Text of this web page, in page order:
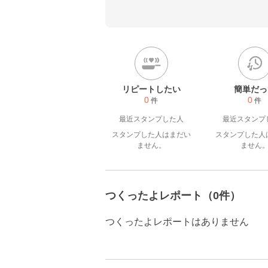
リピートしたい
0 件
最近スタンプした人
スタンプした人はまだい
ません。
簡単だ
0 件
最近スタンプ
スタンプした人
ません
つくったよレポート（0件）
つくったよレポートはありません